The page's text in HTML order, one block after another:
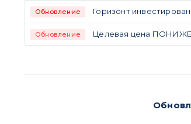
Обновление Горизонт
Обновление Целевая цена